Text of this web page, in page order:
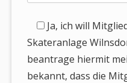
Ja, ich will
Skateranlage
beantrage hiermit
bekannt, dass die